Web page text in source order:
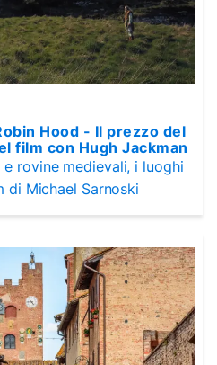
Hood - Il prezzo del
film con Hugh Jackman
rovine medievali, i luoghi
di Michael Sarnoski